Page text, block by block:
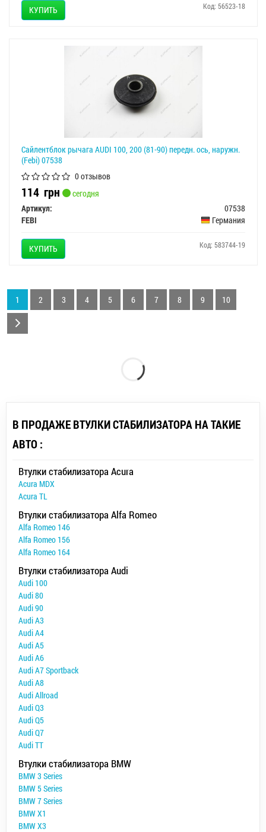
КУПИТЬ Код: 56523-18
Сайлентблок рычага AUDI 100, 200 (81-90) передн. ось, наружн.
(Febi) 07538
0 отзывов
114 грн
сегодня
Артикул:
07538
FEBI
Германия
КУПИТЬ Код: 583744-19
1 2 3 4 5 6 7 8 9 10
В ПРОДАЖЕ ВТУЛКИ СТАБИЛИЗАТОРА НА ТАКИЕ
АВТО :
Втулки стабилизатора Acura
Acura MDX
Acura TL
Втулки стабилизатора Alfa Romeo
Alfa Romeo 146
Alfa Romeo 156
Alfa Romeo 164
Втулки стабилизатора Audi
Audi 100
Audi 80
Audi 90
Audi A3
Audi A4
Audi A5
Audi A6
Audi A7 Sportback
Audi A8
Audi Allroad
Audi Q3
Audi Q5
Audi Q7
Audi TT
Втулки стабилизатора BMW
BMW 3 Series
BMW 5 Series
BMW 7 Series
BMW X1
BMW X3